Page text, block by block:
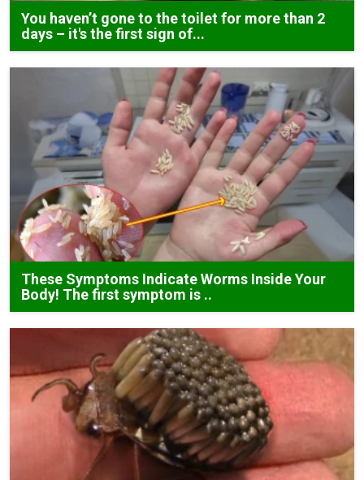
You haven’t gone to the toilet for more than 2
days – it's the first sign of...
These Symptoms Indicate Worms Inside Your
Body! The first symptom is ..